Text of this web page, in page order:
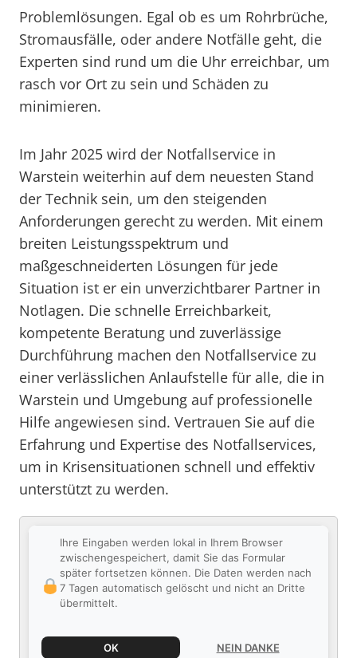
Problemlösungen. Egal ob es um Rohrbrüche,
Stromausfälle, oder andere Notfälle geht, die
Experten sind rund um die Uhr erreichbar, um
rasch vor Ort zu sein und Schäden zu
minimieren.
Im Jahr 2025 wird der Notfallservice in
Warstein weiterhin auf dem neuesten Stand
der Technik sein, um den steigenden
Anforderungen gerecht zu werden. Mit einem
breiten Leistungsspektrum und
maßgeschneiderten Lösungen für jede
Situation ist er ein unverzichtbarer Partner in
Notlagen. Die schnelle Erreichbarkeit,
kompetente Beratung und zuverlässige
Durchführung machen den Notfallservice zu
einer verlässlichen Anlaufstelle für alle, die in
Warstein und Umgebung auf professionelle
Hilfe angewiesen sind. Vertrauen Sie auf die
Erfahrung und Expertise des Notfallservices,
um in Krisensituationen schnell und effektiv
unterstützt zu werden.
Ihre Eingaben werden lokal in Ihrem Browser
zwischengespeichert, damit Sie das Formular
später fortsetzen können. Die Daten werden nach
7 Tagen automatisch gelöscht und nicht an Dritte
übermittelt.
OK NEIN DANKE